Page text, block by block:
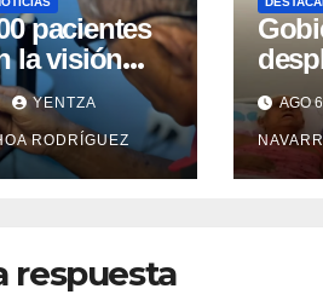
pacientes
la visión
gratuitas
en Zulia
YENTZA
RODRÍGUEZ
con
AGO
respuesta